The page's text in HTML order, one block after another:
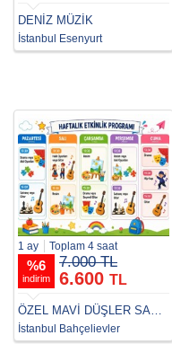
DENİZ MÜZİK
İstanbul Esenyurt
1 ay Toplam 4 saat
%6
indirim
7.000 TL
6.600 TL
İstanbul Bahçelievler